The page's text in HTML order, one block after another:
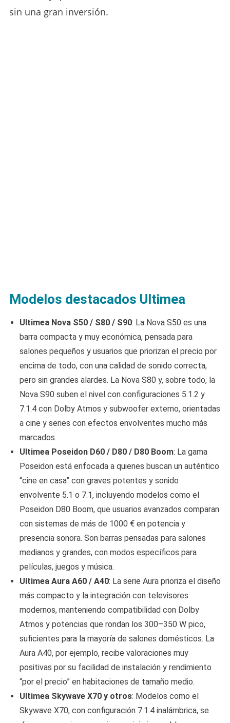
sin una gran inversión.
Modelos destacados Ultimea
Ultimea Nova S50 / S80 / S90: La Nova S50 es una
barra compacta y muy económica, pensada para
salones pequeños y usuarios que priorizan el precio por
encima de todo, con una calidad de sonido correcta,
pero sin grandes alardes. La Nova S80 y, sobre todo, la
Nova S90 suben el nivel con configuraciones 5.1.2 y
7.1.4 con Dolby Atmos y subwoofer externo, orientadas
a cine y series con efectos envolventes mucho más
marcados.
Ultimea Poseidon D60 / D80 / D80 Boom: La gama
Poseidon está enfocada a quienes buscan un auténtico
“cine en casa” con graves potentes y sonido
envolvente 5.1 o 7.1, incluyendo modelos como el
Poseidon D80 Boom, que usuarios avanzados comparan
con sistemas de más de 1000 € en potencia y
presencia sonora. Son barras pensadas para salones
medianos y grandes, con modos específicos para
películas, juegos y música.
Ultimea Aura A60 / A40: La serie Aura prioriza el diseño
más compacto y la integración con televisores
modernos, manteniendo compatibilidad con Dolby
Atmos y potencias que rondan los 300–350 W pico,
suficientes para la mayoría de salones domésticos. La
Aura A40, por ejemplo, recibe valoraciones muy
positivas por su facilidad de instalación y rendimiento
“por el precio” en habitaciones de tamaño medio.
Ultimea Skywave X70 y otros: Modelos como el
Skywave X70, con configuración 7.1.4 inalámbrica, se